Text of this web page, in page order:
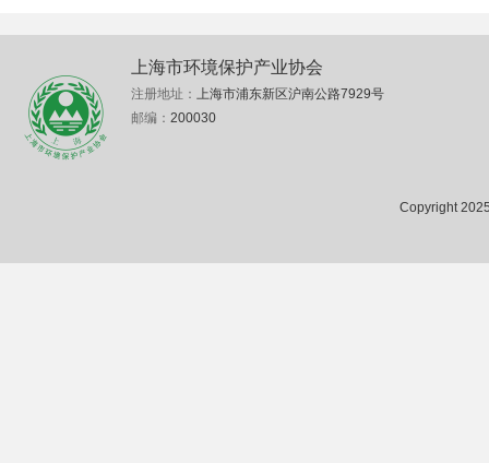
上海市环境保护产业协会
注册地址： 上海市浦东新区沪南公路7929号
邮编： 200030
Copyright